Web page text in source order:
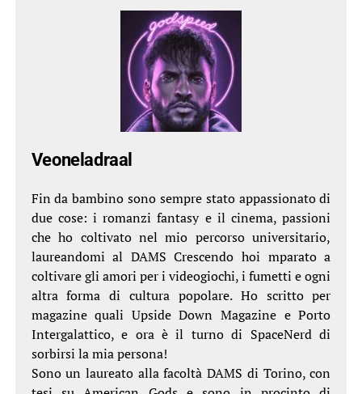
Veoneladraal
Fin da bambino sono sempre stato appassionato di
due cose: i romanzi fantasy e il cinema, passioni
che ho coltivato nel mio percorso universitario,
laureandomi al DAMS Crescendo hoi mparato a
coltivare gli amori per i videogiochi, i fumetti e ogni
altra forma di cultura popolare. Ho scritto per
magazine quali Upside Down Magazine e Porto
Intergalattico, e ora è il turno di SpaceNerd di
sorbirsi la mia persona!
Sono un laureato alla facoltà DAMS di Torino, con